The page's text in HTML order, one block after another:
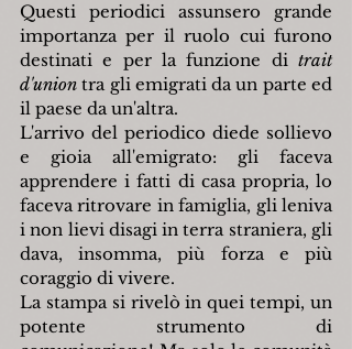
Questi periodici assunsero grande
importanza per il ruolo cui furono
destinati e per la funzione di trait
d'union tra gli emigrati da un parte ed
il paese da un'altra.
L'arrivo del periodico diede sollievo
e gioia all'emigrato: gli faceva
apprendere i fatti di casa propria, lo
faceva ritrovare in famiglia, gli leniva
i non lievi disagi in terra straniera, gli
dava, insomma, più forza e più
coraggio di vivere.
La stampa si rivelò in quei tempi, un
potente strumento di